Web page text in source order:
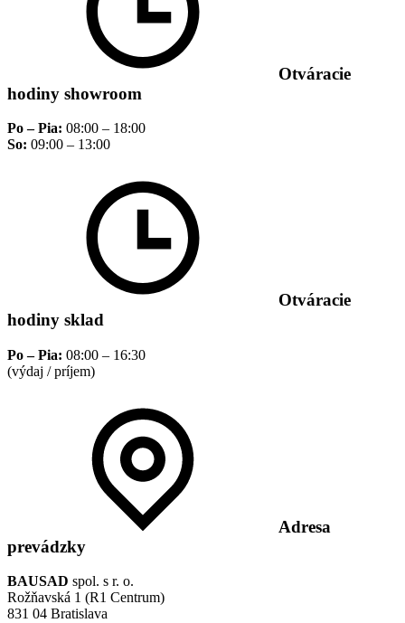
Otváracie
hodiny showroom
Po – Pia: 08:00 – 18:00
So: 09:00 – 13:00
Otváracie
hodiny sklad
Po – Pia: 08:00 – 16:30
(výdaj / príjem)
Adresa
prevádzky
BAUSAD spol. s r. o.
Rožňavská 1 (R1 Centrum)
831 04 Bratislava